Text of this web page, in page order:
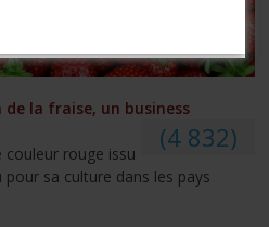
de la fraise, un business
(4 832)
rouge issu
sa culture dans les pays